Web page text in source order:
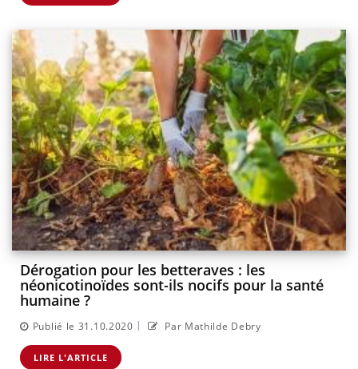
Dérogation pour les betteraves : les
néonicotinoïdes sont-ils nocifs pour la santé
humaine ?
Publié le 31.10.2020 | Par Mathilde Debry
LIRE L'ARTICLE